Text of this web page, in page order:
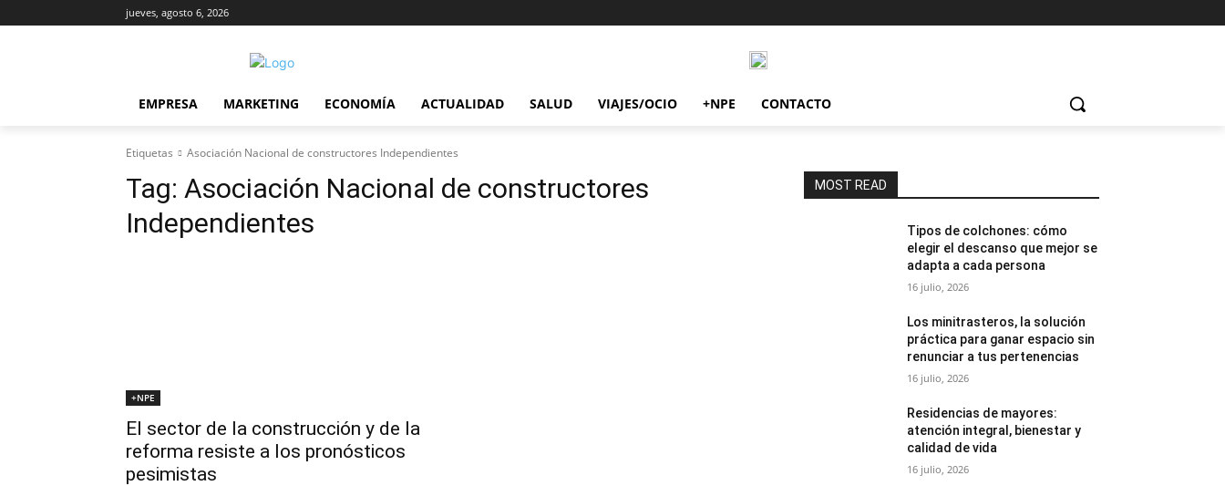
jueves, agosto 6, 2026
EMPRESA MARKETING ECONOMÍA ACTUALIDAD SALUD VIAJES/OCIO +NPE CONTACTO
Etiquetas Asociación Nacional de constructores Independientes
Tag: Asociación Nacional de constructores
Independientes
+NPE
El sector de la construcción y de la
reforma resiste a los pronósticos
pesimistas
MOST READ
Tipos de colchones: cómo
elegir el descanso que mejor se
adapta a cada persona
16 julio, 2026
Los minitrasteros, la solución
práctica para ganar espacio sin
renunciar a tus pertenencias
16 julio, 2026
Residencias de mayores:
atención integral, bienestar y
calidad de vida
16 julio, 2026